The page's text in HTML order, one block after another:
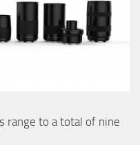
range to a total of nine